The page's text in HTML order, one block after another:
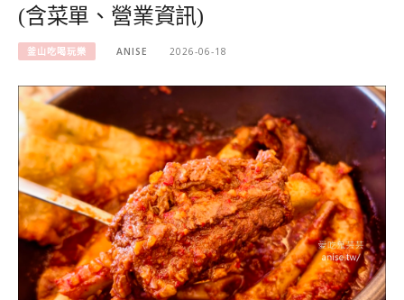
(含菜單、營業資訊)
釜山吃喝玩樂 ANISE 2026-06-18